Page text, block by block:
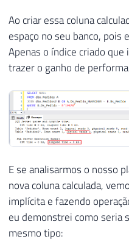
Ao criar essa coluna
espaço no seu banco, pois
Apenas o índice criado
trazer o ganho de
E se analisarmos o nosso
nova coluna calculada,
implícita e fazendo
eu demonstrei como seria
mesmo tipo: